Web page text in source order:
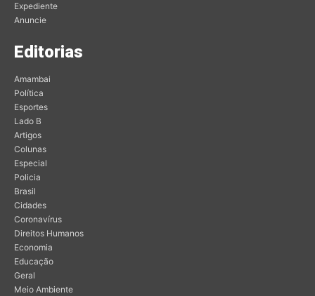
Expediente
Anuncie
Editorias
Amambai
Política
Esportes
Lado B
Artigos
Colunas
Especial
Policia
Brasil
Cidades
Coronavírus
Direitos Humanos
Economia
Educação
Geral
Meio Ambiente